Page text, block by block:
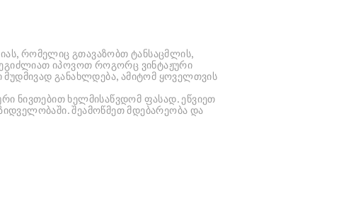
რომელიც გთავაზობთ ტანსაცმლის,
იპოვოთ როგორც ვინტაჟური
მუდმივად განახლდება, ამიტომ ყოველთვის
ნივთებით ხელმისაწვდომ ფასად. ეწვიეთ
შეამოწმეთ მდებარეობა და